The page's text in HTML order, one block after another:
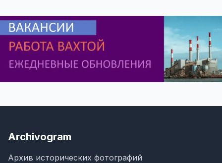
Archivogram
Архив исторических фотографий